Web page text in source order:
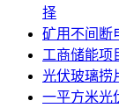
择
矿用不间断
工商储能项
光伏玻璃捞
一平方米光